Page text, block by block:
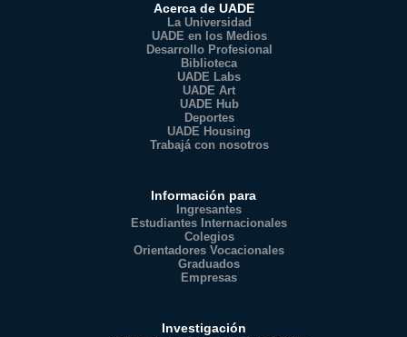
Acerca de UADE
La Universidad
UADE en los Medios
Desarrollo Profesional
Biblioteca
UADE Labs
UADE Art
UADE Hub
Deportes
UADE Housing
Trabajá con nosotros
Información para
Ingresantes
Estudiantes Internacionales
Colegios
Orientadores Vocacionales
Graduados
Empresas
Investigación